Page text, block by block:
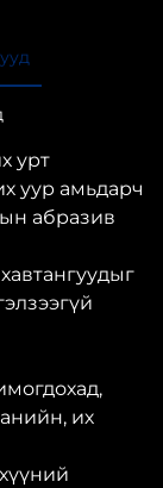
урт
уур амьдарч
абразив
их